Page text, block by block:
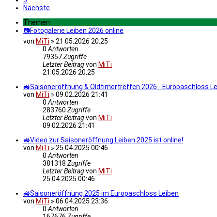
Nächste
Themen
📷Fotogalerie Leiben 2026 online
von MiTi » 21.05.2026 20:25
0Antworten
79357Zugriffe
Letzter Beitragvon MiTi
21.05.2026 20:25
🚜Saisoneröffnung & Oldtimertreffen 2026 - Europaschloss
von MiTi » 09.02.2026 21:41
0Antworten
283760 Zugriffe
Letzter Beitragvon MiTi
09.02.2026 21:41
🚜Video zur Saisoneröffnung Leiben 2025 ist online!
von MiTi » 25.04.2025 00:46
0Antworten
381318 Zugriffe
Letzter Beitragvon MiTi
25.04.2025 00:46
🚜Saisoneröffnung 2025 im Europaschloss Leiben
von MiTi » 06.04.2025 23:36
0Antworten